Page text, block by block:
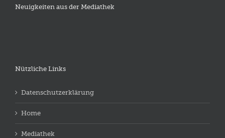
Neuigkeiten aus der Mediathek
Nützliche Links
Datenschutzerklärung
Home
Mediathek